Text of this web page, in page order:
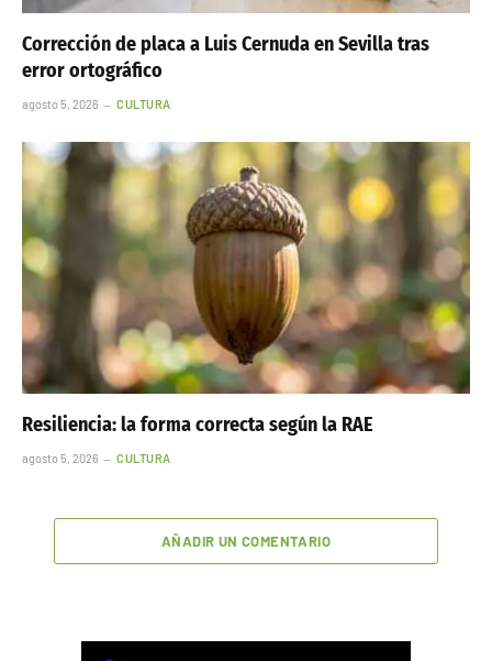
Corrección de placa a Luis Cernuda en Sevilla tras
error ortográfico
agosto 5, 2026 CULTURA
Resiliencia: la forma correcta según la RAE
agosto 5, 2026 CULTURA
AÑADIR UN COMENTARIO